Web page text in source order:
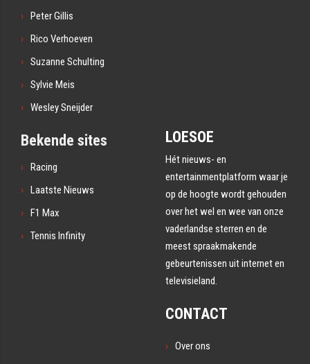
Peter Gillis
Rico Verhoeven
Suzanne Schulting
Sylvie Meis
Wesley Sneijder
Bekende sites
Racing
Laatste Nieuws
F1 Max
Tennis Infinity
LOESOE
Hét nieuws- en
entertainmentplatform waar je
op de hoogte wordt gehouden
over het wel en wee van onze
vaderlandse sterren en de
meest spraakmakende
gebeurtenissen uit internet en
televisieland.
CONTACT
Over ons